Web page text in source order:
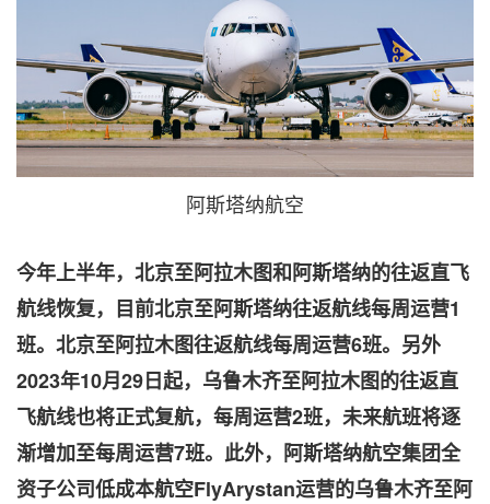
阿斯塔纳航空
今年上半年，北京至阿拉木图和阿斯塔纳的往返直飞
航线恢复，目前北京至阿斯塔纳往返航线每周运营1
班。北京至阿拉木图往返航线每周运营6班。另外
2023年10月29日起，乌鲁木齐至阿拉木图的往返直
飞航线也将正式复航，每周运营2班，未来航班将逐
渐增加至每周运营7班。此外，阿斯塔纳航空集团全
资子公司低成本航空FlyArystan运营的乌鲁木齐至阿